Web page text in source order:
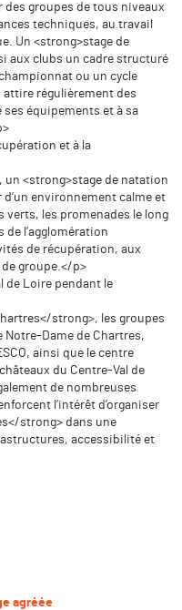
des groupes de tous niveaux
techniques, au travail
Un <strong>stage de
aux clubs un cadre structuré
ou un cycle
régulièrement des
ses équipements et à sa
et à la
<strong>stage de natation
environnement calme et
verts, les promenades le long
de l’agglomération
de récupération, aux
groupe.</p>
de Loire pendant le
strong>, les groupes
Notre-Dame de Chartres,
ainsi que le centre
du Centre-Val de
de nombreuses
l’intérêt d’organiser
strong> dans une
accessibilité et
agréée